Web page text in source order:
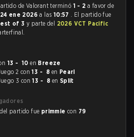
de Valorant terminó 1 - 2 a favor de
24 ene 2026a las 10:57 . El partido fue
of 3 y parte del 2026 VCT Pacific
13 - 10 en Breeze
2 con13 - 8 en Pearl
3 con13 - 8 en Split
partido fue primmie con 79